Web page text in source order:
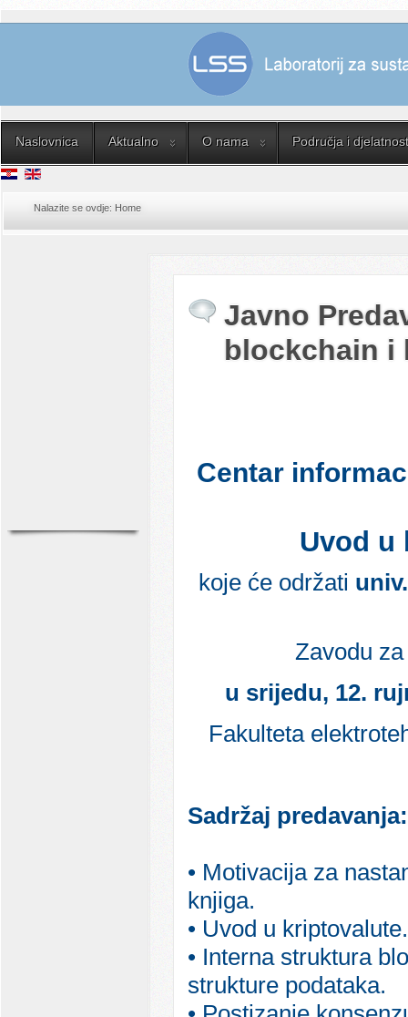
Naslovnica Aktualno O nama Područja i
Nalazite se ovdje: Home
Javno
blockchain i
Centar
Uvod u
koje će održati
Zavodu
u srijedu, 12.
Fakulteta
Sadržaj predavanja:
• Motivacija za
knjiga.
• Uvod u kriptovalute.
• Interna struktura
strukture podataka.